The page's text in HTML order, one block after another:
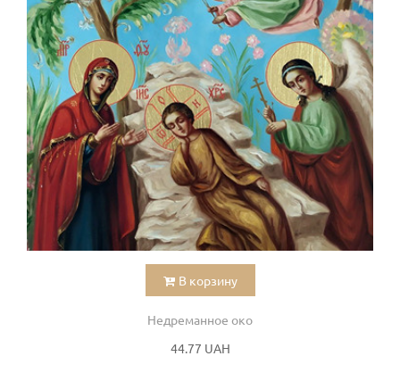
В корзину
Недреманное око
44.77 UAH